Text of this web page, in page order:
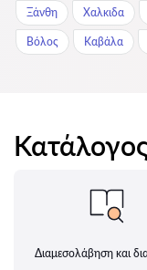
Ξάνθη Χαλκιδα
Βόλος Καβάλα
Διαμεσολάβηση και